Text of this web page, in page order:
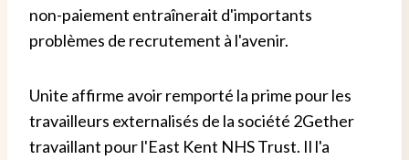
non-paiement entraînerait d'importants
problèmes de recrutement à l'avenir.
Unite affirme avoir remporté la prime pour les
travailleurs externalisés de la société 2Gether
travaillant pour l'East Kent NHS Trust. Il l'a